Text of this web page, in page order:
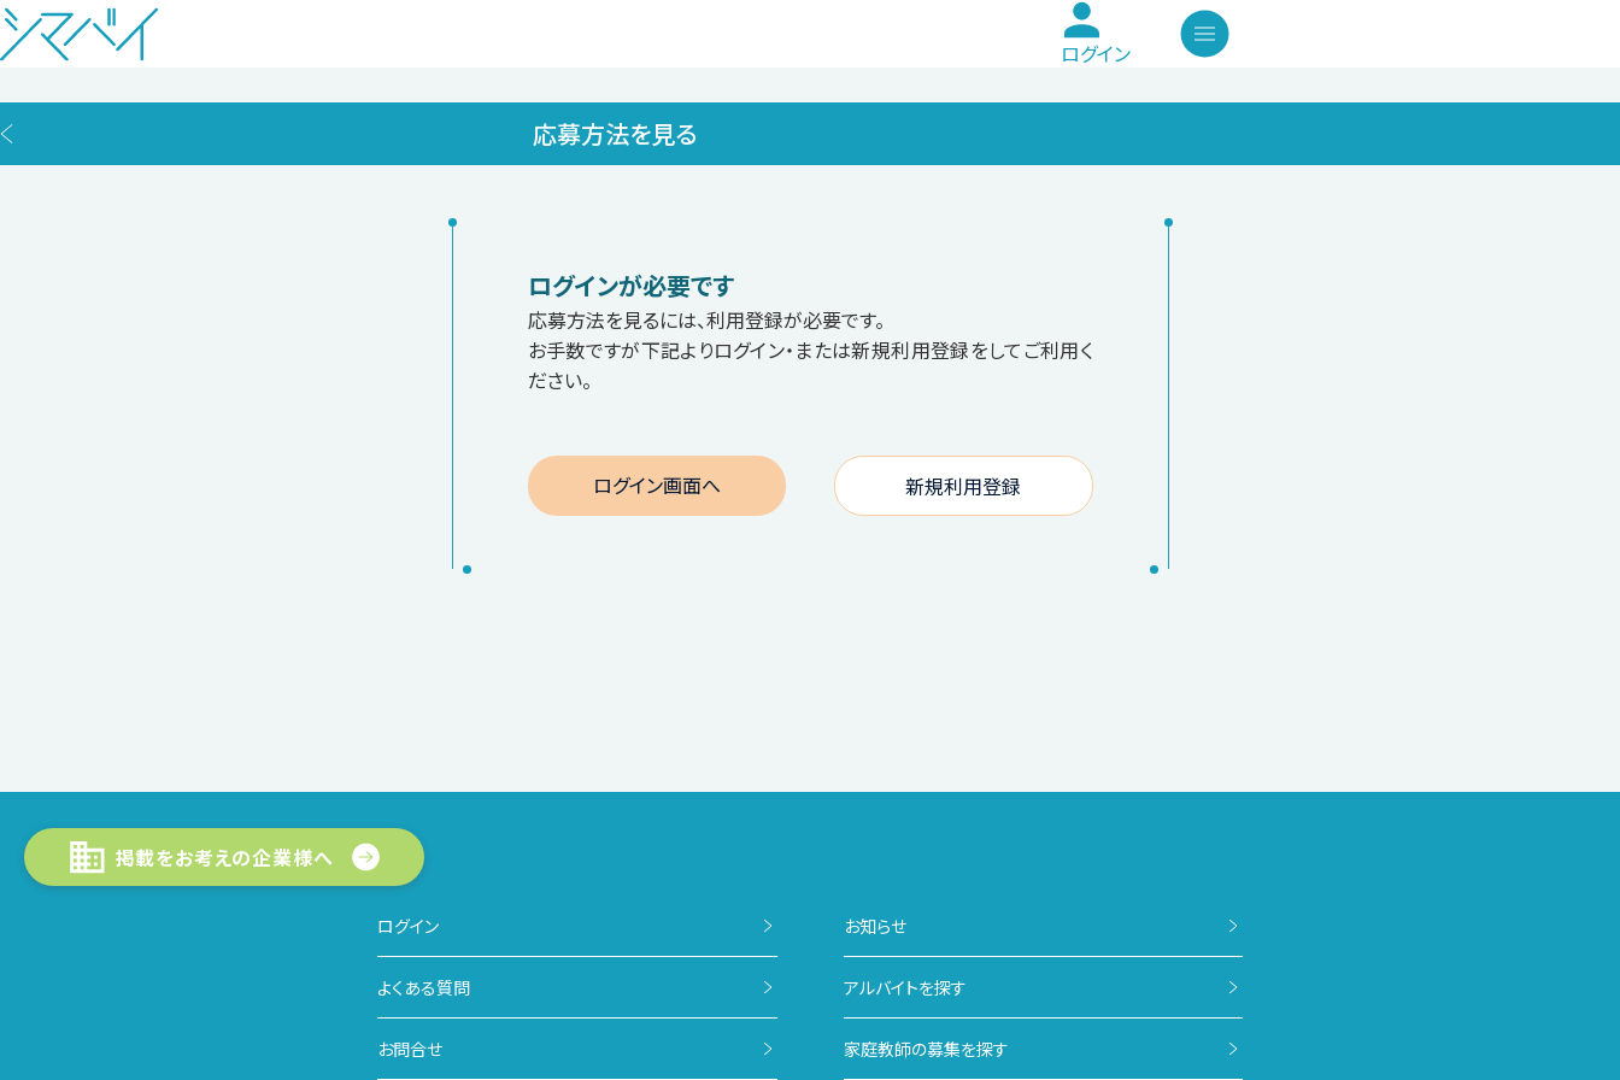
ログイン
応募方法を見る
ログインが必要です
応募方法を見るには、利用登録が必要です。
お手数ですが下記よりログイン・または新規利用登録をしてご利用く
ださい。
ログイン画面へ 新規利用登録
掲載をお考えの企業様へ
ログイン
アルバイトを探す
家庭教師の募集を探す
お知らせ
よくある質問
お問合せ